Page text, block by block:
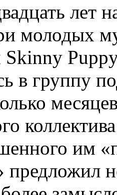
лет
молодых
Skinny
в группу
им
предложил